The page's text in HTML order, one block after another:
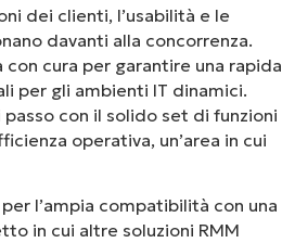
dei clienti, l’usabilità e le
davanti alla concorrenza.
cura per garantire una rapida
per gli ambienti IT dinamici.
passo con il solido set di funzioni
operativa, un’area in cui
l’ampia compatibilità con una
in cui altre soluzioni RMM
perché unisce un’interfaccia
La configurazione e la gestione
Tutte le opzioni e gli strumenti
e l'interfaccia è davvero facile da